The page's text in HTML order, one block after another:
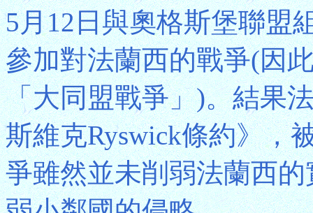
5月12日與奧格斯堡聯盟
參加對法蘭西的戰爭(因
「大同盟戰爭」)。結果
斯維克Ryswick條約》，
爭雖然並未削弱法蘭西